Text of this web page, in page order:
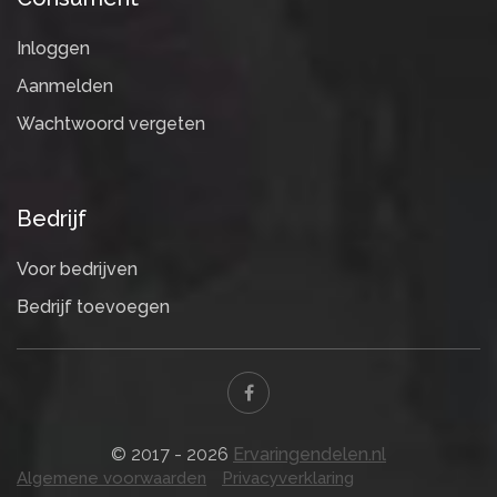
Inloggen
Aanmelden
Wachtwoord vergeten
Bedrijf
Voor bedrijven
Bedrijf toevoegen
© 2017 - 2026 Ervaringendelen.nl
Algemene voorwaarden Privacyverklaring